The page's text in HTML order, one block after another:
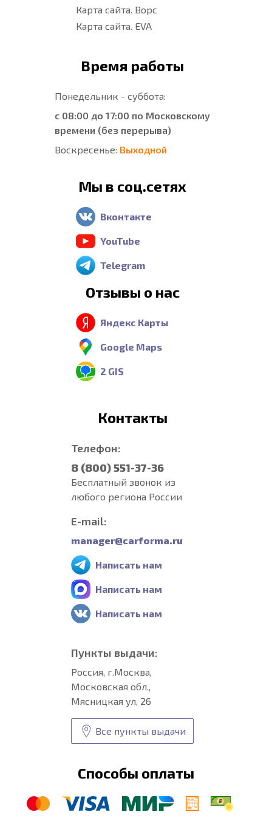
Карта сайта. Ворс
Карта сайта. EVA
Время работы
Понедельник - суббота:
с 08:00 до 17:00 по Московскому
времени (без перерыва)
Воскресенье: Выходной
Мы в соц.сетях
Вконтакте
YouTube
Telegram
Отзывы о нас
Яндекс Карты
Google Maps
2 GIS
Контакты
Телефон:
8 (800) 551-37-36
Бесплатный звонок из
любого региона России
E-mail:
manager@carforma.ru
Написать нам
Написать нам
Написать нам
Пункты выдачи:
Россия, г.Москва,
Московская обл.,
Мясницкая ул, 26
Все пункты выдачи
Способы оплаты